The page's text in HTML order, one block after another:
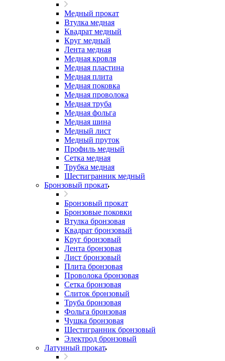
Медный прокат
Втулка медная
Квадрат медный
Круг медный
Лента медная
Медная кровля
Медная пластина
Медная плита
Медная поковка
Медная проволока
Медная труба
Медная фольга
Медная шина
Медный лист
Медный пруток
Профиль медный
Сетка медная
Трубка медная
Шестигранник медный
Бронзовый прокат
Бронзовый прокат
Бронзовые поковки
Втулка бронзовая
Квадрат бронзовый
Круг бронзовый
Лента бронзовая
Лист бронзовый
Плита бронзовая
Проволока бронзовая
Сетка бронзовая
Слиток бронзовый
Труба бронзовая
Фольга бронзовая
Чушка бронзовая
Шестигранник бронзовый
Электрод бронзовый
Латунный прокат